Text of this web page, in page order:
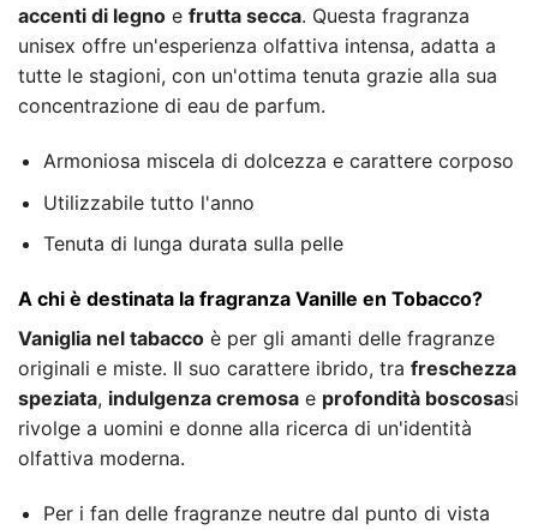
accenti di legno e frutta secca. Questa fragranza
unisex offre un'esperienza olfattiva intensa, adatta a
tutte le stagioni, con un'ottima tenuta grazie alla sua
concentrazione di eau de parfum.
Armoniosa miscela di dolcezza e carattere corposo
Utilizzabile tutto l'anno
Tenuta di lunga durata sulla pelle
A chi è destinata la fragranza Vanille en Tobacco?
Vaniglia nel tabacco è per gli amanti delle fragranze
originali e miste. Il suo carattere ibrido, tra freschezza
speziata, indulgenza cremosa e profondità boscosasi
rivolge a uomini e donne alla ricerca di un'identità
olfattiva moderna.
Per i fan delle fragranze neutre dal punto di vista